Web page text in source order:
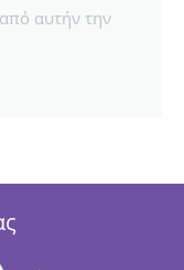
αυτήν την